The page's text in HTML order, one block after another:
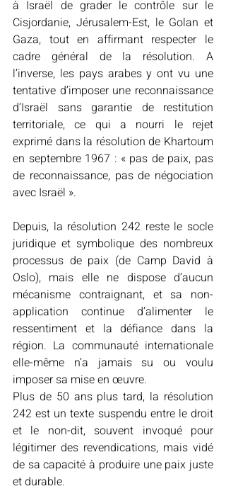
à Israël de grader le contrôle sur le
Cisjordanie, Jérusalem-Est, le Golan et
Gaza, tout en affirmant respecter le
cadre général de la résolution. A
l’inverse, les pays arabes y ont vu une
tentative d’imposer une reconnaissance
d’Israël sans garantie de restitution
territoriale, ce qui a nourri le rejet
exprimé dans la résolution de Khartoum
en septembre 1967 : « pas de paix, pas
de reconnaissance, pas de négociation
avec Israël ».
Depuis, la résolution 242 reste le socle
juridique et symbolique des nombreux
processus de paix (de Camp David à
Oslo), mais elle ne dispose d’aucun
mécanisme contraignant, et sa non-
application continue d’alimenter le
ressentiment et la défiance dans la
région. La communauté internationale
elle-même n’a jamais su ou voulu
imposer sa mise en œuvre.
Plus de 50 ans plus tard, la résolution
242 est un texte suspendu entre le droit
et le non-dit, souvent invoqué pour
légitimer des revendications, mais vidé
de sa capacité à produire une paix juste
et durable.